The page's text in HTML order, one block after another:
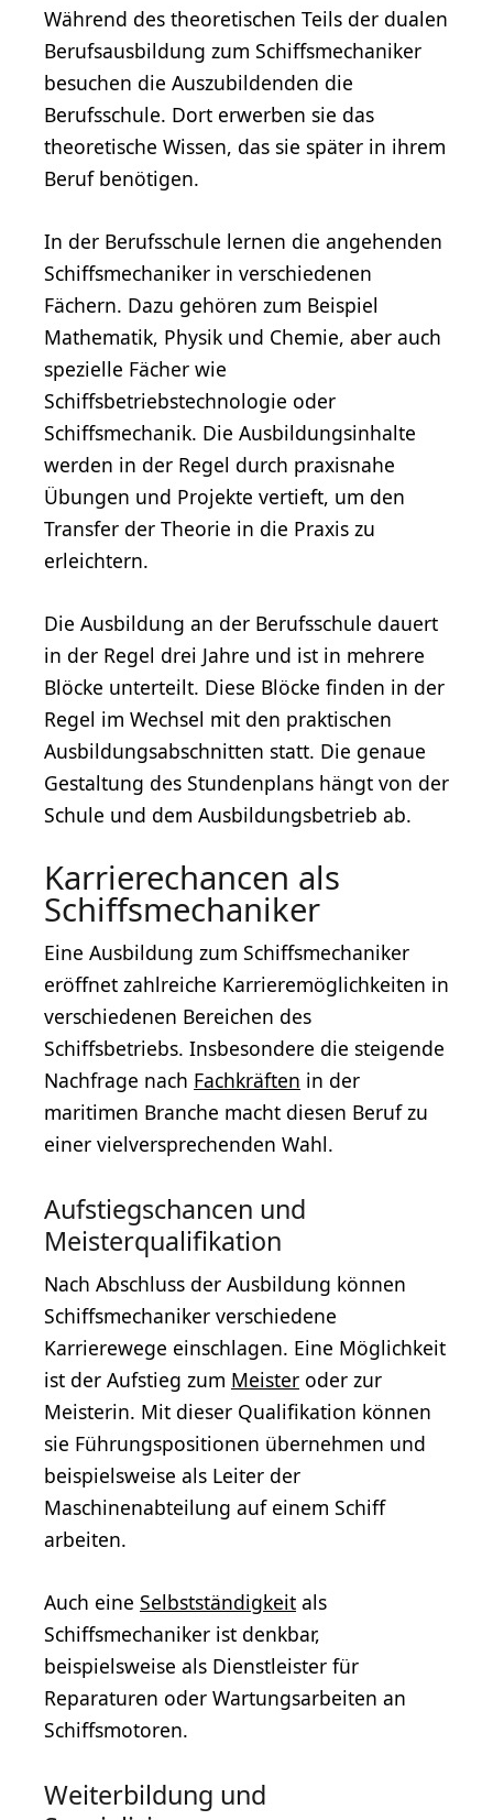
Während des theoretischen Teils der dualen
Berufsausbildung zum Schiffsmechaniker
besuchen die Auszubildenden die
Berufsschule. Dort erwerben sie das
theoretische Wissen, das sie später in ihrem
Beruf benötigen.
In der Berufsschule lernen die angehenden
Schiffsmechaniker in verschiedenen
Fächern. Dazu gehören zum Beispiel
Mathematik, Physik und Chemie, aber auch
spezielle Fächer wie
Schiffsbetriebstechnologie oder
Schiffsmechanik. Die Ausbildungsinhalte
werden in der Regel durch praxisnahe
Übungen und Projekte vertieft, um den
Transfer der Theorie in die Praxis zu
erleichtern.
Die Ausbildung an der Berufsschule dauert
in der Regel drei Jahre und ist in mehrere
Blöcke unterteilt. Diese Blöcke finden in der
Regel im Wechsel mit den praktischen
Ausbildungsabschnitten statt. Die genaue
Gestaltung des Stundenplans hängt von der
Schule und dem Ausbildungsbetrieb ab.
Karrierechancen als
Schiffsmechaniker
Eine Ausbildung zum Schiffsmechaniker
eröffnet zahlreiche Karrieremöglichkeiten in
verschiedenen Bereichen des
Schiffsbetriebs. Insbesondere die steigende
Nachfrage nach Fachkräften in der
maritimen Branche macht diesen Beruf zu
einer vielversprechenden Wahl.
Aufstiegschancen und
Meisterqualifikation
Nach Abschluss der Ausbildung können
Schiffsmechaniker verschiedene
Karrierewege einschlagen. Eine Möglichkeit
ist der Aufstieg zum Meister oder zur
Meisterin. Mit dieser Qualifikation können
sie Führungspositionen übernehmen und
beispielsweise als Leiter der
Maschinenabteilung auf einem Schiff
arbeiten.
Auch eine Selbstständigkeit als
Schiffsmechaniker ist denkbar,
beispielsweise als Dienstleister für
Reparaturen oder Wartungsarbeiten an
Schiffsmotoren.
Weiterbildung und